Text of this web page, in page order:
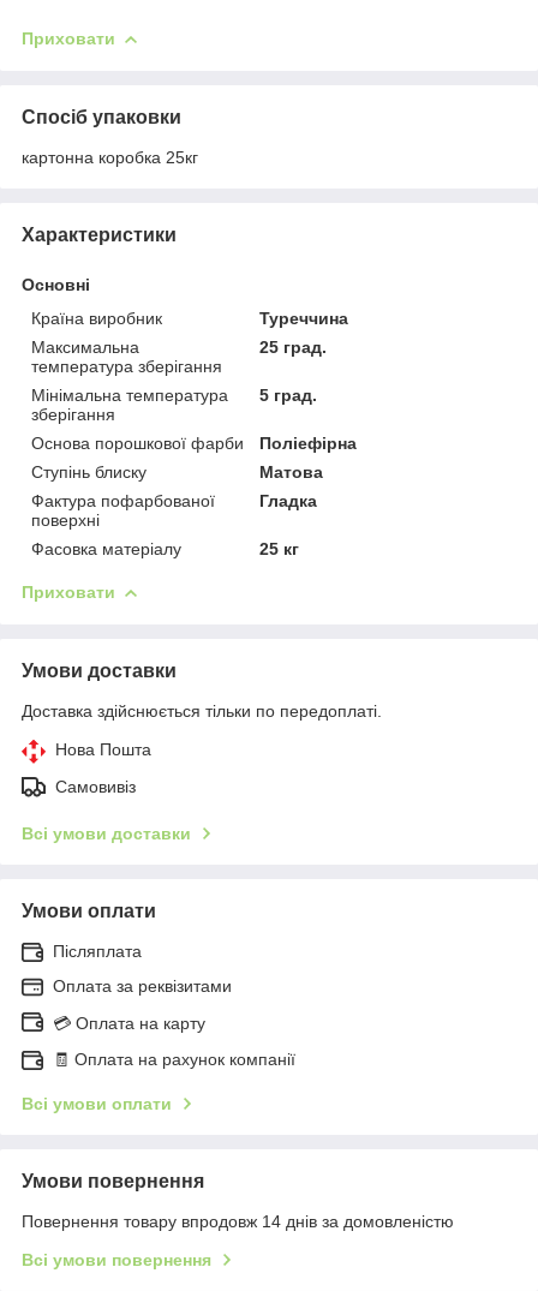
Приховати
Спосіб упаковки
картонна коробка 25кг
Характеристики
Основні
Країна виробник
Туреччина
Максимальна
температура зберігання
25 град.
Мінімальна температура
зберігання
5 град.
Основа порошкової фарби
Поліефірна
Ступінь блиску
Матова
Фактура пофарбованої
поверхні
Гладка
Фасовка матеріалу 25 кг
Приховати
Умови доставки
Доставка здійснюється тільки по передоплаті.
Нова Пошта
Самовивіз
Всі умови доставки
Умови оплати
Післяплата
Оплата за реквізитами
💳 Оплата на карту
🧾 Оплата на рахунок компанії
Всі умови оплати
Умови повернення
Повернення товару впродовж 14 днів за домовленістю
Всі умови повернення